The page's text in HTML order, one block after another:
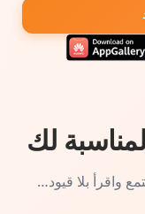
لك
واقرأ بلا قيود…